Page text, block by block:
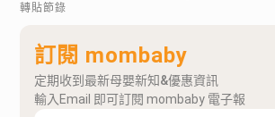
轉貼節錄
訂閱 mombaby
定期收到最新母嬰新知&優惠資訊
輸入Email 即可訂閱 mombaby 電子報